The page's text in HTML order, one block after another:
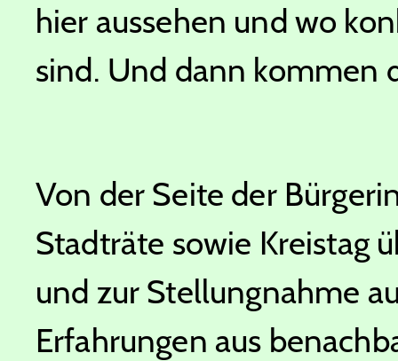
hier aussehen und wo
sind. Und dann kommen
Von der Seite der
Stadträte sowie Kreistag
und zur Stellungnahme
Erfahrungen aus